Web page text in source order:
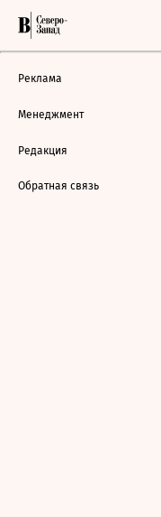
Реклама
Менеджмент
Редакция
Обратная связь